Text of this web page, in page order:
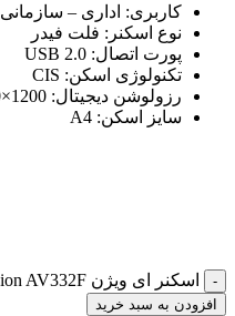
کاربری: اداری – سازمانی
نوع اسکنر: فلت فیدر
پورت اتصال: USB 2.0
تکنولوژی اسکن: CIS
رزولوشن دیجیتال: 1200×1200 dpi
سایز اسکن: A4
اسکنر ای ویژن Avision AV332F عدد
افزودن به سبد خرید